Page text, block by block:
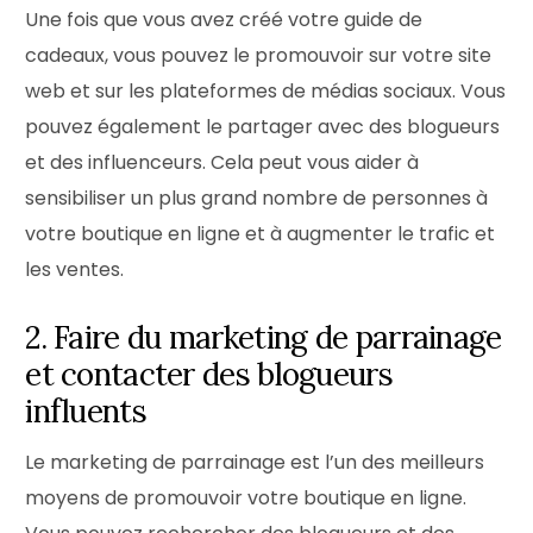
Une fois que vous avez créé votre guide de
cadeaux, vous pouvez le promouvoir sur votre site
web et sur les plateformes de médias sociaux. Vous
pouvez également le partager avec des blogueurs
et des influenceurs. Cela peut vous aider à
sensibiliser un plus grand nombre de personnes à
votre boutique en ligne et à augmenter le trafic et
les ventes.
2. Faire du marketing de parrainage
et contacter des blogueurs
influents
Le marketing de parrainage est l’un des meilleurs
moyens de promouvoir votre boutique en ligne.